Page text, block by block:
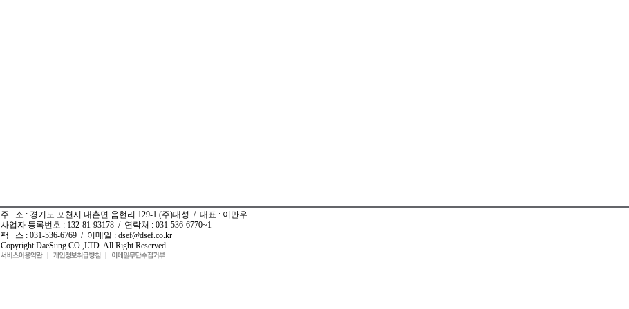
주 소 : 경기도 포천시 내촌면 음현리 129-1 (주)대성 / 대표 : 이만우
사업자 등록번호 : 132-81-93178 / 연락처 : 031-536-6770~1
팩 스 : 031-536-6769 / 이메일 : dsef@dsef.co.kr
Copyright DaeSung CO.,LTD. All Right Reserved